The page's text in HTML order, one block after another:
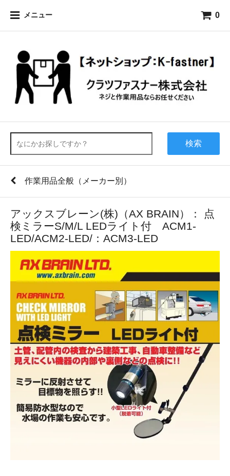
メニュー 0
検索
作業用品全般（メーカー別）
アックスブレーン(株)（AX BRAIN）： 点
検ミラーS/M/L LEDライト付 ACM1-
LED/ACM2-LED/：ACM3-LED